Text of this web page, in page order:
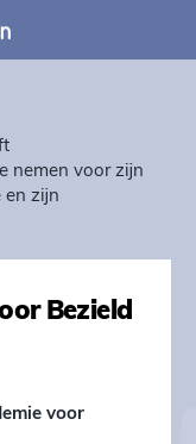
nemen voor zijn
en zijn
Bezield
voor